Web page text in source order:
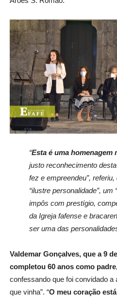
“Esta é uma homenagem
justo reconhecimento
fez e empreendeu”,
“ilustre personalidade”,
impôs com prestígio,
da Igreja fafense e
ser uma das
Valdemar Gonçalves, que a 9
completou 60 anos como
confessando que foi convidado a
que vinha”. “O meu coração